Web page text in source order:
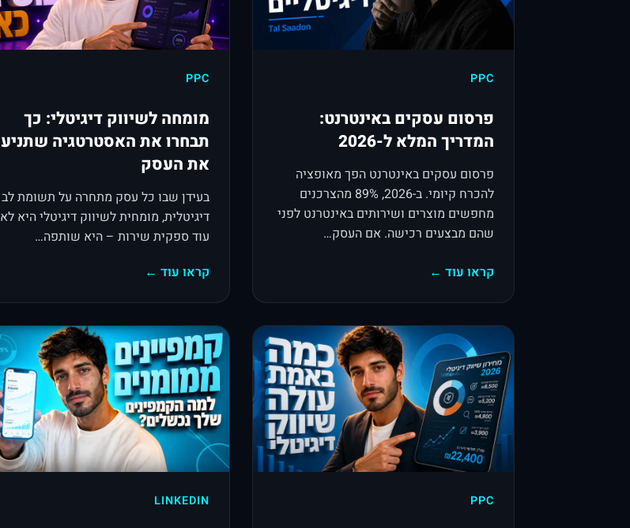
PPC
פרסום עסקים באינטרנט:
המדריך המלא ל-2026
פרסום עסקים באינטרנט הפך מאופציה
להכרח קיומי. ב-2026, 89% מהצרכנים
מחפשים מוצרים ושירותים באינטרנט לפני
שהם מבצעים רכישה. אם העסק…
קראו עוד ←
PPC
מומחה לשיווק דיגיטלי: כך
תבחרו את האסטרטגיה שתניע
את העסק
בעידן שבו כל עסק מתחרה על תשומת לב
דיגיטלית, מומחית לשיווק דיגיטלי היא לא
עוד ספקית שירות – היא שותפה…
קראו עוד ←
PPC
LINKEDIN